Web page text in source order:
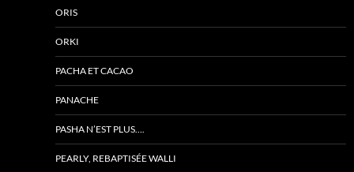
ORIS
ORKI
PACHA ET CACAO
PANACHE
PASHA N’EST PLUS….
PEARLY, REBAPTISÉE WALLI